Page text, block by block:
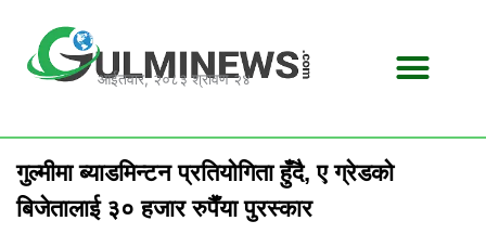
content
आईतवार, २०८३ श्रावण २४
गुल्मीमा ब्याडमिन्टन प्रतियोगिता हुँदै, ए ग्रेडको
बिजेतालाई ३० हजार रुपैँया पुरस्कार